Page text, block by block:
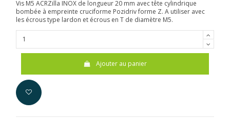
Vis M5 ACRZilla INOX de longueur 20 mm avec tête cylindrique
bombée à empreinte cruciforme Pozidriv forme Z. A utiliser avec
les écrous type lardon et écrous en T de diamètre M5.
Ajouter au panier